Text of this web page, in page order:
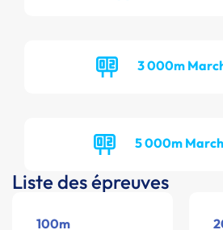
3 000m
5 000m
Liste des épreuves
100m